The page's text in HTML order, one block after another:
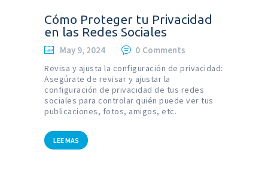
Cómo Proteger tu Privacidad
en las Redes Sociales
May 9, 2024 0 Comments
Revisa y ajusta la configuración de privacidad:
Asegúrate de revisar y ajustar la
configuración de privacidad de tus redes
sociales para controlar quién puede ver tus
publicaciones, fotos, amigos, etc.
LEE MAS